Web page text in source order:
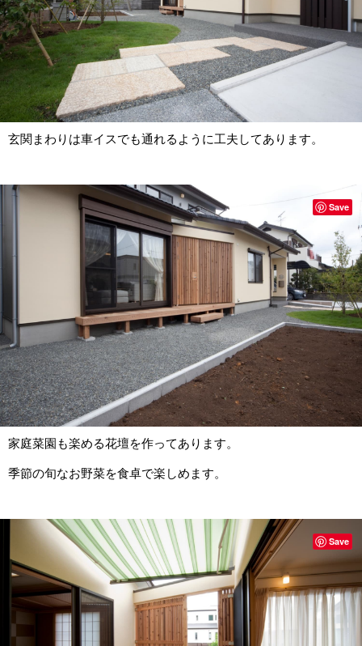
玄関まわりは車イスでも通れるように工夫してあります。
家庭菜園も楽める花壇を作ってあります。
季節の旬なお野菜を食卓で楽しめます。
Save
Save